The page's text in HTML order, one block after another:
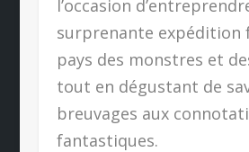
l’occasion
surprenante expédition
pays des monstres et
tout en dégustant de
breuvages aux
fantastiques.